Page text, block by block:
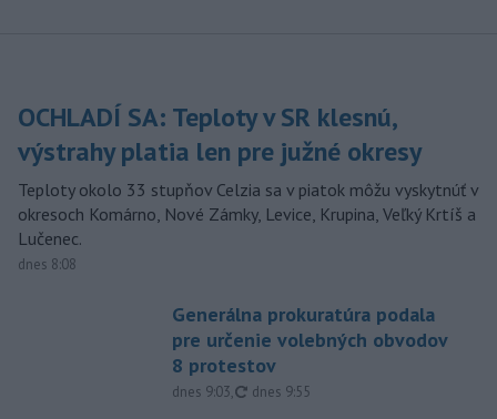
OCHLADÍ SA: Teploty v SR klesnú,
výstrahy platia len pre južné okresy
Teploty okolo 33 stupňov Celzia sa v piatok môžu vyskytnúť v
okresoch Komárno, Nové Zámky, Levice, Krupina, Veľký Krtíš a
Lučenec.
dnes 8:08
Generálna prokuratúra podala
pre určenie volebných obvodov
8 protestov
dnes 9:03, aktualizované
dnes 9:55